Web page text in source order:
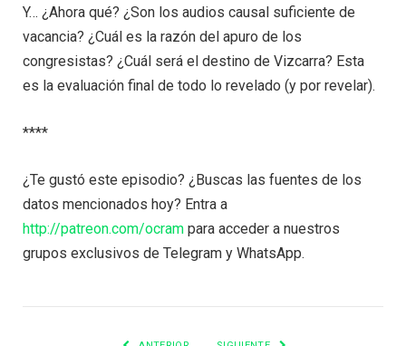
Y… ¿Ahora qué? ¿Son los audios causal suficiente de
vacancia? ¿Cuál es la razón del apuro de los
congresistas? ¿Cuál será el destino de Vizcarra? Esta
es la evaluación final de todo lo revelado (y por revelar).
****
¿Te gustó este episodio? ¿Buscas las fuentes de los
datos mencionados hoy? Entra a
http://patreon.com/ocram para acceder a nuestros
grupos exclusivos de Telegram y WhatsApp.